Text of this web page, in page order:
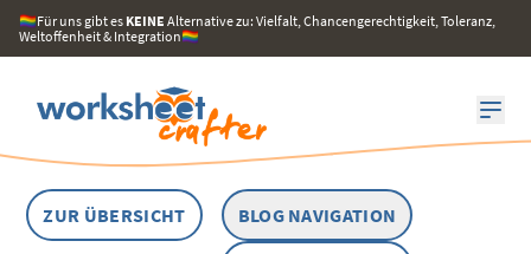
🏳️‍🌈Für uns gibt es KEINE Alternative zu: Vielfalt, Chancengerechtigkeit, Toleranz,
Weltoffenheit & Integration🏳️‍🌈
ZUR ÜBERSICHT BLOG NAVIGATION